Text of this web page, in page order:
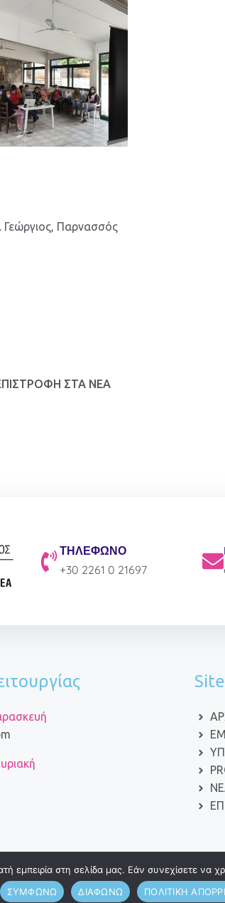
Γεώργιος, Παρνασσός
ΣΤΑ ΝΕΑ
ΤΗΛΕΦΩΝΟ
+30 2261 0 21697
Πολιτική απορρήτουΌροι χρήσης
στη σελίδα μας. Εάν συνεχίσετε να
ΣΥΜΦΩΝΩ
ΔΙΑΦΩΝΩ ΠΟΛΙΤΙΚΗ